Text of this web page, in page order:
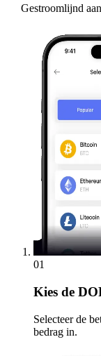
Gestroomlijnd
01
Kies de
Selecteer de
bedrag in.